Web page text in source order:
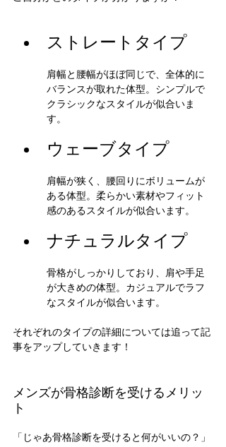
ストレートタイプ
肩幅と腰幅がほぼ同じで、全体的に
バランスが取れた体型。シンプルで
クラシックなスタイルが似合いま
す。
ウェーブタイプ
肩幅が狭く、腰回りにボリュームが
ある体型。柔らかい素材やフィット
感のあるスタイルが似合います。
ナチュラルタイプ
骨格がしっかりしており、肩や手足
が大きめの体型。カジュアルでラフ
なスタイルが似合います。
それぞれのタイプの詳細については追って記
事をアップしていきます！
メンズが骨格診断を受けるメリッ
ト
「じゃあ骨格診断を受けると何がいいの？」